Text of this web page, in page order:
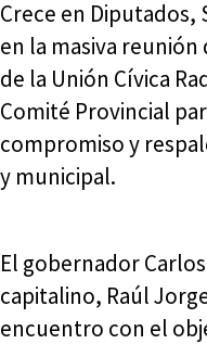
Crece en
en la masiva
de la Unión Cívica
Comité Provincial
compromiso y
y municipal.
El gobernador
capitalino, Raúl
encuentro con el